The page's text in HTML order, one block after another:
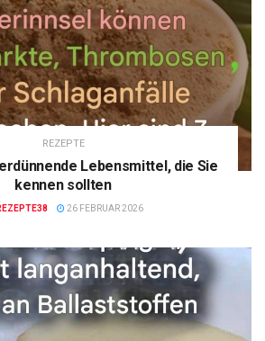
REZEPTE
Lebensmittel, die Sie
kennen sollten
26 FEBRUAR 2026